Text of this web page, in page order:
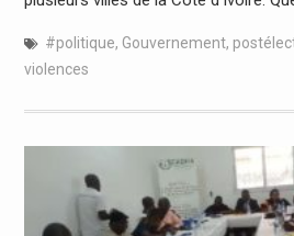
#politique, Gouvernement,
violences